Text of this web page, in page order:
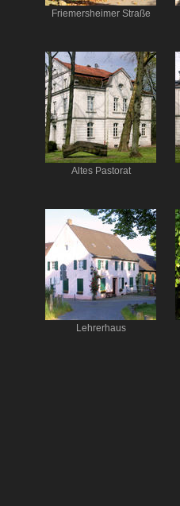
Friemersheimer Straße
Altes Pastorat
Lehrerhaus